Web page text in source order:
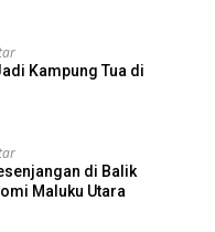
Kampung Tua di
di Balik
Maluku Utara